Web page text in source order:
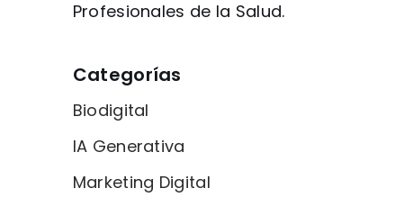
Profesionales de la Salud.
Categorías
Biodigital
IA Generativa
Marketing Digital